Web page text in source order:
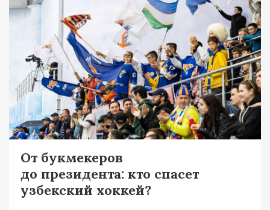
От букмекеров
до президента: кто спасет
узбекский хоккей?